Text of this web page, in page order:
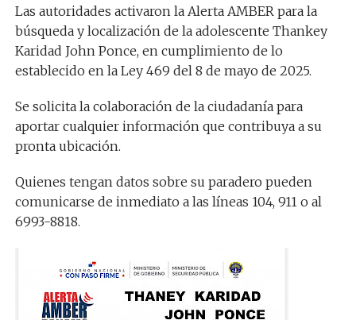
Las autoridades activaron la Alerta AMBER para la
búsqueda y localización de la adolescente Thankey
Karidad John Ponce, en cumplimiento de lo
establecido en la Ley 469 del 8 de mayo de 2025.
Se solicita la colaboración de la ciudadanía para
aportar cualquier información que contribuya a su
pronta ubicación.
Quienes tengan datos sobre su paradero pueden
comunicarse de inmediato a las líneas 104, 911 o al
6993-8818.